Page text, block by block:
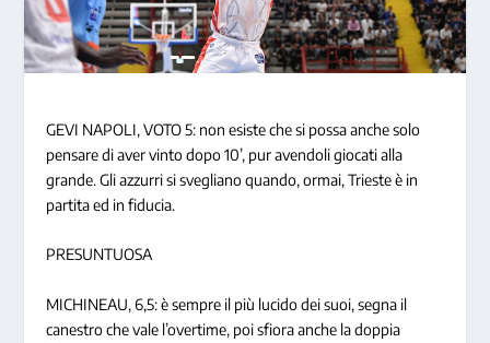
GEVI NAPOLI, VOTO 5: non esiste che si possa anche solo
pensare di aver vinto dopo 10’, pur avendoli giocati alla
grande. Gli azzurri si svegliano quando, ormai, Trieste è in
partita ed in fiducia.
PRESUNTUOSA
MICHINEAU, 6,5: è sempre il più lucido dei suoi, segna il
canestro che vale l’overtime, poi sfiora anche la doppia